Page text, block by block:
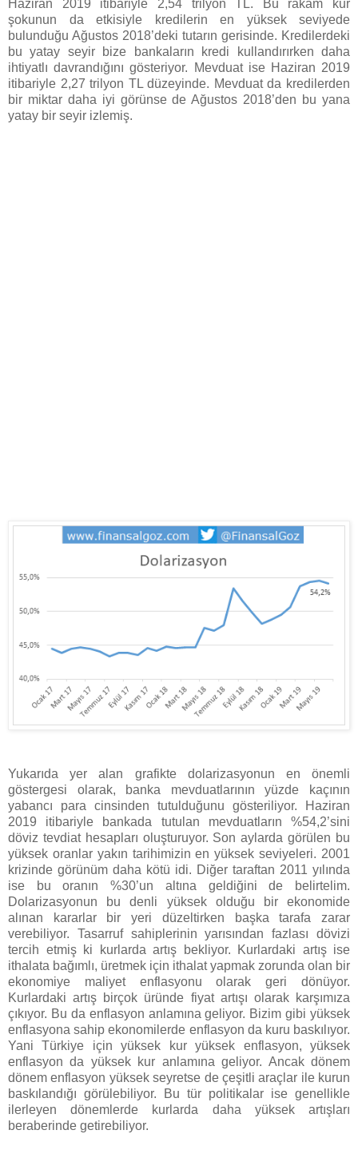
Haziran 2019 itibariyle 2,54 trilyon TL. Bu rakam kur
şokunun da etkisiyle kredilerin en yüksek seviyede
bulunduğu Ağustos 2018’deki tutarın gerisinde. Kredilerdeki
bu yatay seyir bize bankaların kredi kullandırırken daha
ihtiyatlı davrandığını gösteriyor. Mevduat ise Haziran 2019
itibariyle 2,27 trilyon TL düzeyinde. Mevduat da kredilerden
bir miktar daha iyi görünse de Ağustos 2018’den bu yana
yatay bir seyir izlemiş.
Yukarıda yer alan grafikte dolarizasyonun en önemli
göstergesi olarak, banka mevduatlarının yüzde kaçının
yabancı para cinsinden tutulduğunu gösteriliyor. Haziran
2019 itibariyle bankada tutulan mevduatların %54,2’sini
döviz tevdiat hesapları oluşturuyor. Son aylarda görülen bu
yüksek oranlar yakın tarihimizin en yüksek seviyeleri. 2001
krizinde görünüm daha kötü idi. Diğer taraftan 2011 yılında
ise bu oranın %30’un altına geldiğini de belirtelim.
Dolarizasyonun bu denli yüksek olduğu bir ekonomide
alınan kararlar bir yeri düzeltirken başka tarafa zarar
verebiliyor. Tasarruf sahiplerinin yarısından fazlası dövizi
tercih etmiş ki kurlarda artış bekliyor. Kurlardaki artış ise
ithalata bağımlı, üretmek için ithalat yapmak zorunda olan bir
ekonomiye maliyet enflasyonu olarak geri dönüyor.
Kurlardaki artış birçok üründe fiyat artışı olarak karşımıza
çıkıyor. Bu da enflasyon anlamına geliyor. Bizim gibi yüksek
enflasyona sahip ekonomilerde enflasyon da kuru baskılıyor.
Yani Türkiye için yüksek kur yüksek enflasyon, yüksek
enflasyon da yüksek kur anlamına geliyor. Ancak dönem
dönem enflasyon yüksek seyretse de çeşitli araçlar ile kurun
baskılandığı görülebiliyor. Bu tür politikalar ise genellikle
ilerleyen dönemlerde kurlarda daha yüksek artışları
beraberinde getirebiliyor.